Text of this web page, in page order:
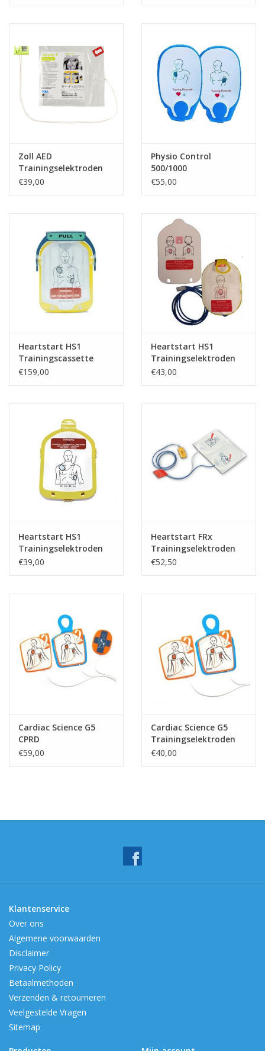
Zoll AED
Trainingselektroden
Stat-Padz II
€39,00
Physio Control
500/1000
Trainingselektroden
€55,00
Heartstart HS1
Trainingscassette
€159,00
Heartstart HS1
Trainingselektroden
Kind
€43,00
Heartstart HS1
Trainingselektroden
€39,00
Heartstart FRx
Trainingselektroden
€52,50
Cardiac Science G5
CPRD
Trainingselektroden
€59,00
Cardiac Science G5
Trainingselektroden
€40,00
Klantenservice
Over ons
Algemene voorwaarden
Disclaimer
Privacy Policy
Betaalmethoden
Verzenden & retourneren
Veelgestelde Vragen
Sitemap